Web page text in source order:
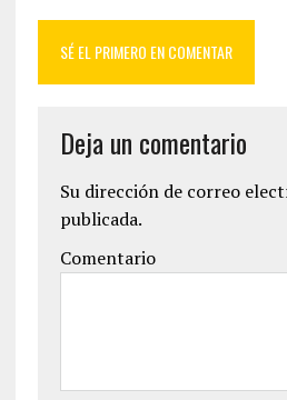
SÉ EL PRIMERO EN COMENTAR
Deja un comentario
Su dirección de correo
publicada.
Comentario